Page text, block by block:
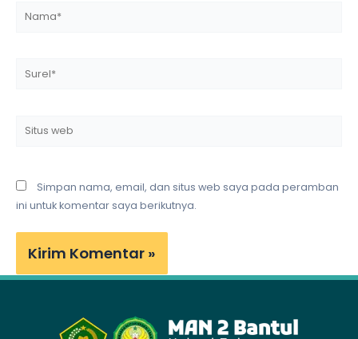
Nama*
Situs
Simpan nama, email, dan situs web saya pada peramban
ini untuk komentar saya berikutnya.